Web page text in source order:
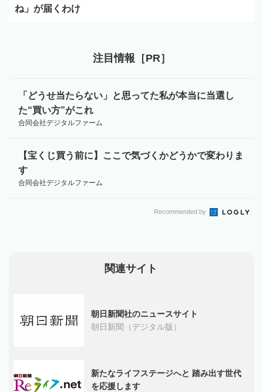
ね」が届くわけ
注目情報［PR］
「どうせ当たらない」と思ってた私が本当に当選し
た“買い方”がこれ
合同会社デジタルファーム
【宝くじ買う前に】ここで気づくかどうかで変わりま
す
合同会社デジタルファーム
Recommended by
関連サイト
朝日新聞社のニュースサイト
朝日新聞（デジタル版）
新たなライフステージへと 踏み出す世代
を応援します